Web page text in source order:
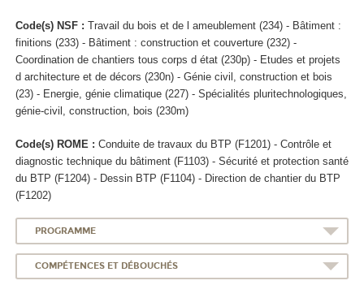
Code(s) NSF : Travail du bois et de l ameublement (234) - Bâtiment :
finitions (233) - Bâtiment : construction et couverture (232) -
Coordination de chantiers tous corps d état (230p) - Etudes et projets
d architecture et de décors (230n) - Génie civil, construction et bois
(23) - Energie, génie climatique (227) - Spécialités pluritechnologiques,
génie-civil, construction, bois (230m)
Code(s) ROME : Conduite de travaux du BTP (F1201) - Contrôle et
diagnostic technique du bâtiment (F1103) - Sécurité et protection santé
du BTP (F1204) - Dessin BTP (F1104) - Direction de chantier du BTP
(F1202)
PROGRAMME
COMPÉTENCES ET DÉBOUCHÉS